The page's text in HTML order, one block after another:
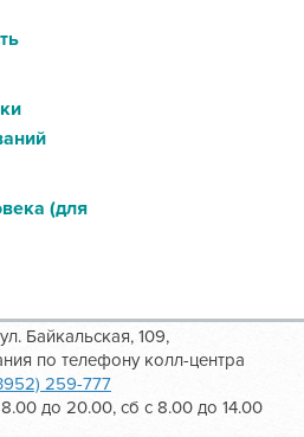
(для
Байкальская, 109,
по телефону колл-центра
259-777
до 20.00, сб с 8.00 до 14.00